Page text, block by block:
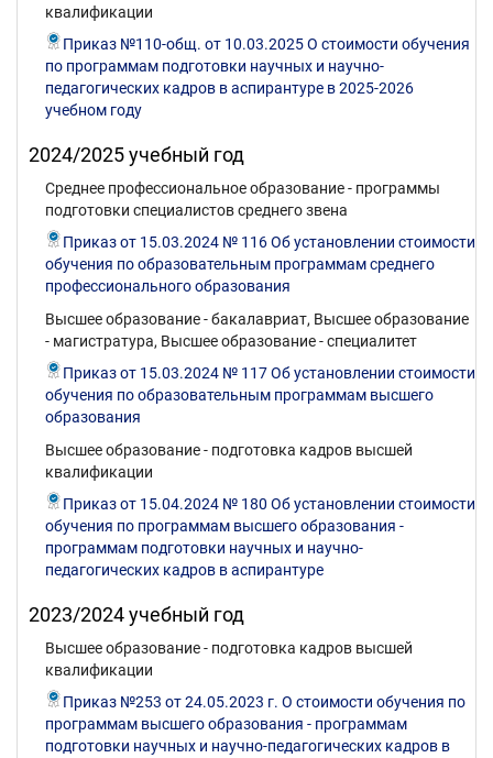
квалификации
Приказ №110-общ. от 10.03.2025 О стоимости обучения
по программам подготовки научных и научно-
педагогических кадров в аспирантуре в 2025-2026
учебном году
2024/2025 учебный год
Среднее профессиональное образование - программы
подготовки специалистов среднего звена
Приказ от 15.03.2024 № 116 Об установлении стоимости
обучения по образовательным программам среднего
профессионального образования
Высшее образование - бакалавриат, Высшее образование
- магистратура, Высшее образование - специалитет
Приказ от 15.03.2024 № 117 Об установлении стоимости
обучения по образовательным программам высшего
образования
Высшее образование - подготовка кадров высшей
квалификации
Приказ от 15.04.2024 № 180 Об установлении стоимости
обучения по программам высшего образования -
программам подготовки научных и научно-
педагогических кадров в аспирантуре
2023/2024 учебный год
Высшее образование - подготовка кадров высшей
квалификации
Приказ №253 от 24.05.2023 г. О стоимости обучения по
программам высшего образования - программам
подготовки научных и научно-педагогических кадров в